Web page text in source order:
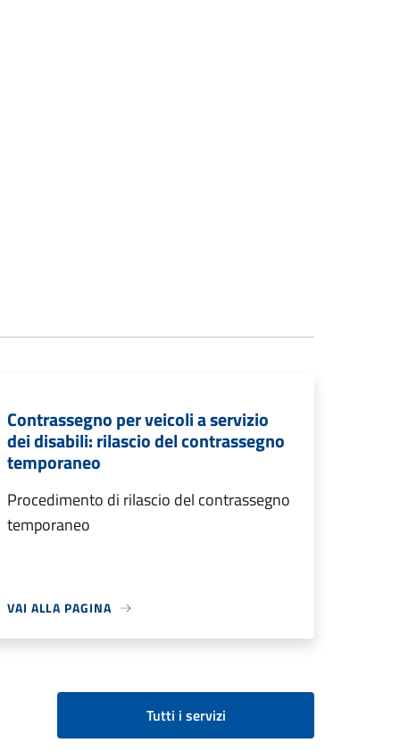
Contrassegno per veicoli a servizio
dei disabili: rilascio del contrassegno
temporaneo
Procedimento di rilascio del contrassegno
temporaneo
VAI ALLA PAGINA
Tutti i servizi